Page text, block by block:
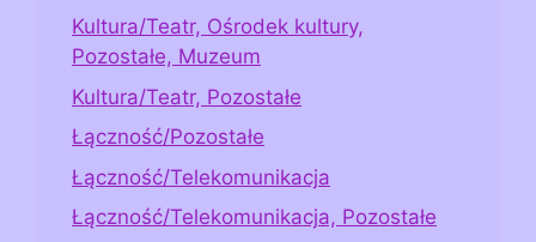
Kultura/Teatr, Ośrodek kultury,
Pozostałe, Muzeum
Kultura/Teatr, Pozostałe
Łączność/Pozostałe
Łączność/Telekomunikacja
Łączność/Telekomunikacja, Pozostałe